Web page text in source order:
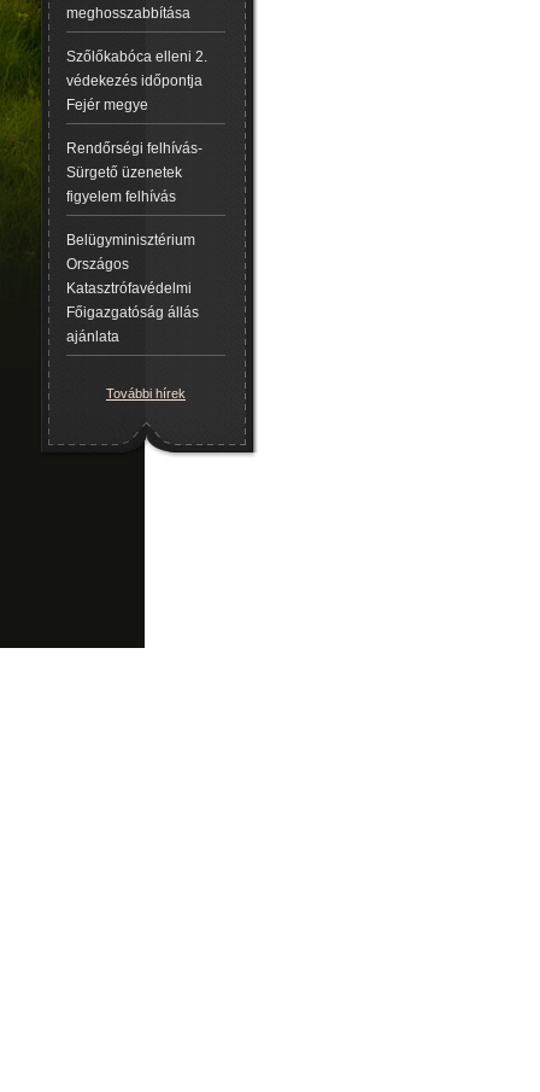
meghosszabbítása
Szőlőkabóca elleni 2.
védekezés időpontja
Fejér megye
Rendőrségi felhívás-
Sürgető üzenetek
figyelem felhívás
Belügyminisztérium
Országos
Katasztrófavédelmi
Főigazgatóság állás
ajánlata
További hírek